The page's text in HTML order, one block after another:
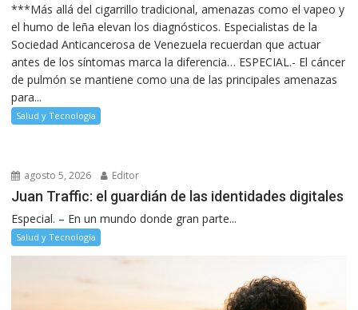
***Más allá del cigarrillo tradicional, amenazas como el vapeo y
el humo de leña elevan los diagnósticos. Especialistas de la
Sociedad Anticancerosa de Venezuela recuerdan que actuar
antes de los síntomas marca la diferencia… ESPECIAL.- El cáncer
de pulmón se mantiene como una de las principales amenazas
para...
Salud y Tecnología
agosto 5, 2026 Editor
Juan Traffic: el guardián de las identidades digitales
Especial. – En un mundo donde gran parte...
Salud y Tecnología